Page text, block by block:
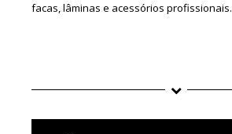
facas, lâminas e acessórios profissionais.